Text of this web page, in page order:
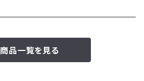
商品一覧を見る